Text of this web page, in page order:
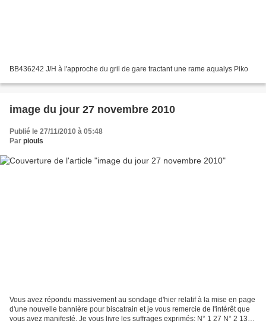
BB436242 J/H à l'approche du gril de gare tractant une rame aqualys Piko
image du jour 27 novembre 2010
Publié le 27/11/2010 à 05:48
Par piouls
Vous avez répondu massivement au sondage d'hier relatif à la mise en page
d'une nouvelle bannière pour biscatrain et je vous remercie de l'intérêt que
vous avez manifesté. Je vous livre les suffrages exprimés: N° 1 27 N° 2 13